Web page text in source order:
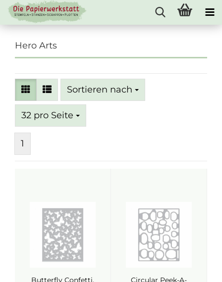
Hero Arts
Sortieren nach
Sortieren nach
32 pro Seite
pro Seite
1
Butterfly Confetti,
Circular Peek-A-